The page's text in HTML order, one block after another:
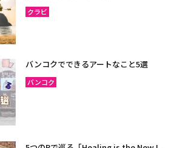
クラビ
バンコクでできるアートなこと5選
バンコク